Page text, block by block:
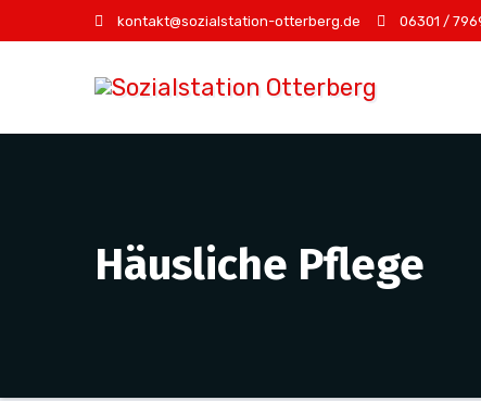
Inhalt
kontakt@sozialstation-otterberg.de 06301 /
Häusliche Pflege